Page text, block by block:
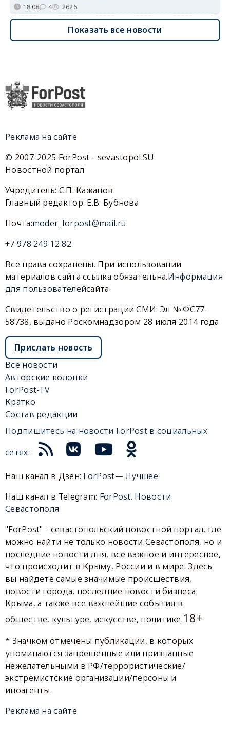
18:08 4 2626
Показать все новости
Реклама на сайте
© 2007-2025 ForPost - sevastopol.SU
Новостной портал
Учредитель: С.П. Кажанов
Главный редактор: Е.В. Бубнова
Почта:moder_forpost@mail.ru
+7 978 249 12 82
Все права сохранены. При использовании
материалов сайта ссылка обязательна.Информация
для пользователейсайта
Свидетельство о регистрации СМИ: Эл № ФС77-
58738, выдано Роскомнадзором 28 июля 2014 года
Прислать новость
Все новости
Авторские колонки
ForPost-TV
Кратко
Состав редакции
Подпишитесь на новости ForPost в социальных
сетях:
Наш канал в Дзен: ForPost— Лучшее
Наш канал в Telegram: ForPost. Новости
Севастополя
"ForPost" - севастопольский новостной портал, где
можно найти не только новости Севастополя, но и
последние новости дня, все важное и интересное,
что происходит в Крыму, России и в мире. Здесь
вы найдете самые значимые происшествия,
новости города, последние новости бизнеса
Крыма, а также все важнейшие события в
обществе, культуре, искусстве, политике.18+
* Значком отмечены публикации, в которых
упоминаются запрещенные или признанные
нежелательными в РФ/террористические/
экстремистские организации/персоны и
иноагенты.
Реклама на сайте: